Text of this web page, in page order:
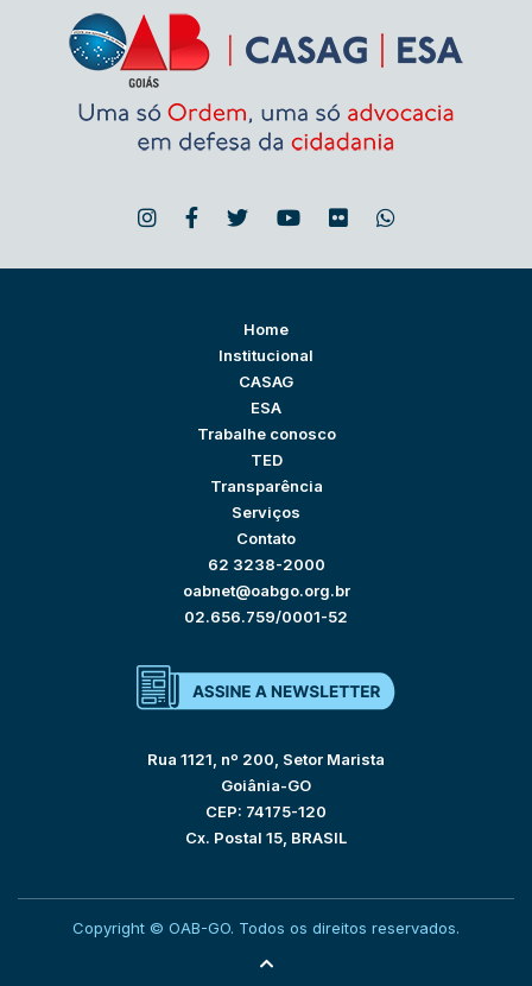
Home
Institucional
CASAG
ESA
Trabalhe conosco
TED
Transparência
Serviços
Contato
62 3238-2000
oabnet@oabgo.org.br
02.656.759/0001-52
Rua 1121, nº 200, Setor Marista
Goiânia-GO
CEP: 74175-120
Cx. Postal 15, BRASIL
Copyright © OAB-GO. Todos os direitos reservados.